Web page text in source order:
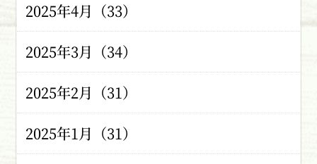
2025年4月（33）
2025年3月（34）
2025年2月（31）
2025年1月（31）